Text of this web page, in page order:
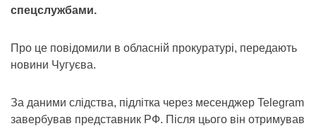
спецслужбами.
Про це повідомили в обласній прокуратурі, передають
новини Чугуєва.
За даними слідства, підлітка через месенджер Telegram
завербував представник РФ. Після цього він отримував